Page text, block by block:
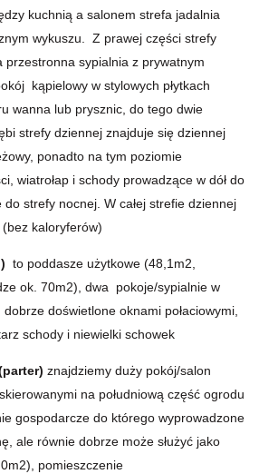
kuchnią a salonem strefa jadalnia
wykuszu. Z prawej części strefy
przestronna sypialnia z prywatnym
kąpielowy w stylowych płytkach
wanna lub prysznic, do tego dwie
strefy dziennej znajduje się dziennej
ponadto na tym poziomie
wiatrołap i schody prowadzące w dół do
strefy nocnej. W całej strefie dziennej
kaloryferów)
to poddasze użytkowe (48,1m2,
ok. 70m2), dwa pokoje/sypialnie w
doświetlone oknami połaciowymi,
schody i niewielki schowek
znajdziemy duży pokój/salon
na południową część ogrodu
gospodarcze do którego wyprowadzone
ale równie dobrze może służyć jako
pomieszczenie